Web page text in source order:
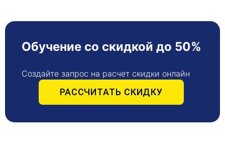
Обучение со скидкой до 50%
Создайте запрос на расчет скидки онлайн
РАССЧИТАТЬ СКИДКУ